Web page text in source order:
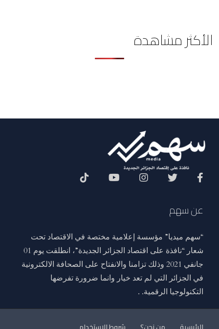
الأكثر مشاهدة
عن سهم
“سهم ميديا” مؤسسة إعلامية مختصة في الاقتصاد تحت
شعار “نافذة على اقتصاد الجزائر الجديدة”، انطلقت يوم 01
جانفي 2021 وذلك تزامنا والانفتاح على الصحافة الالكترونية
في الجزائر التي لم تعد خيار وانما ضرورة تفرضها
التكنولوجيا الرقمية. .